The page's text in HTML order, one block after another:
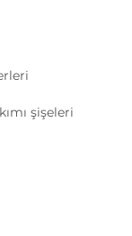
şişeleri